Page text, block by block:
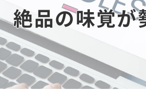
絶品の味覚が